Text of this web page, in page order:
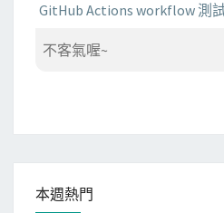
GitHub Actions workflow 測
不客氣喔~
本週熱門